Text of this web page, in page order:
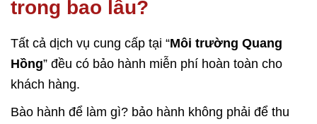
trong bao lâu?
Tất cả dịch vụ cung cấp tại “Môi trường Quang
Hồng” đều có bảo hành miễn phí hoàn toàn cho
khách hàng.
Bào hành để làm gì? bảo hành không phải để thu